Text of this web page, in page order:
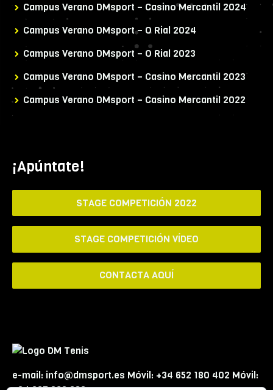
Campus Verano DMsport – Casino Mercantil 2024
Campus Verano DMsport – O Rial 2024
Campus Verano DMsport – O Rial 2023
Campus Verano DMsport – Casino Mercantil 2023
Campus Verano DMsport – Casino Mercantil 2022
¡Apúntate!
STAGE COMPETICIÓN 2022
STAGE COMPETICIÓN VÍDEO
CONTACTA AQUÍ
e-mail: info@dmsport.es Móvil: +34 652 180 402 Móvil: